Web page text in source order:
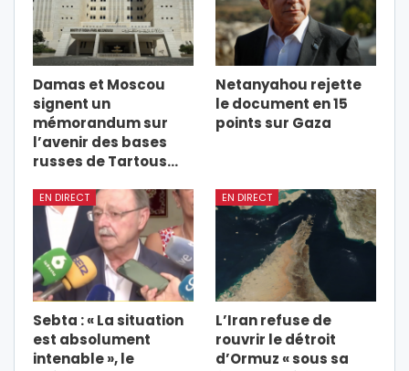
Damas et Moscou
signent un
mémorandum sur
l’avenir des bases
russes de Tartous…
Netanyahou rejette
le document en 15
points sur Gaza
EN DIRECT
Sebta : « La situation
est absolument
intenable », le
EN DIRECT
L’Iran refuse de
rouvrir le détroit
d’Ormuz « sous sa